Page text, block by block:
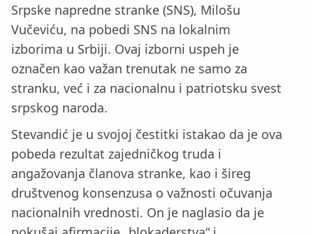
Srpske napredne stranke (SNS), Milošu
Vučeviću, na pobedi SNS na lokalnim
izborima u Srbiji. Ovaj izborni uspeh je
označen kao važan trenutak ne samo za
stranku, već i za nacionalnu i patriotsku svest
srpskog naroda.
Stevandić je u svojoj čestitki istakao da je ova
pobeda rezultat zajedničkog truda i
angažovanja članova stranke, kao i šireg
društvenog konsenzusa o važnosti očuvanja
nacionalnih vrednosti. On je naglasio da je